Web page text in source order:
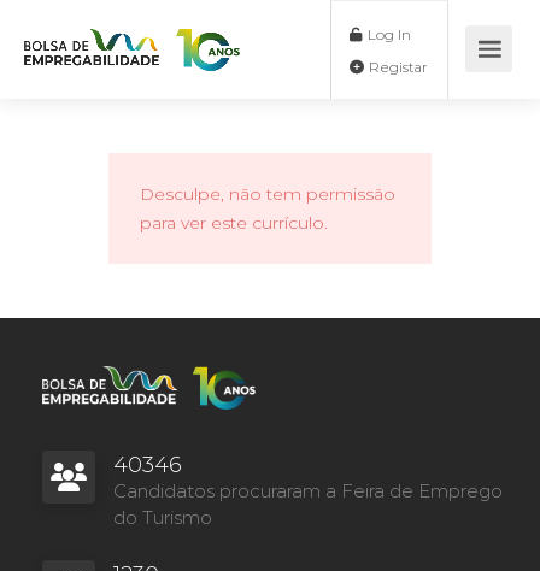
Log In
Desculpe, não tem permissão
para ver este currículo.
40346
Candidatos procuraram a Feira de Emprego
do Turismo